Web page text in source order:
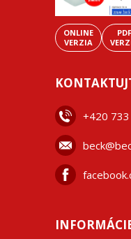
ONLINE
VERZIA
PDF
+420